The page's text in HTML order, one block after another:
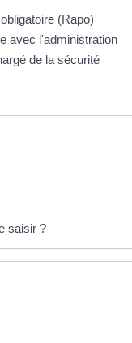
(Rapo)
avec l'administration
de la sécurité
saisir ?